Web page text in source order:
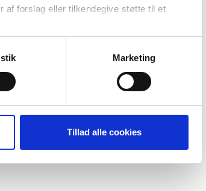
af forslag eller tilkendegive støtte til et
anvendt for at forbedre
brugere
Marketing
Tillad alle cookies